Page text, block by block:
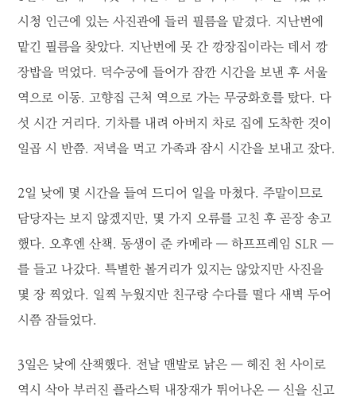
시청 인근에 있는 사진관에 들러 필름을 맡겼다. 지난번에
맡긴 필름을 찾았다. 지난번에 못 간 깡장집이라는 데서 깡
장밥을 먹었다. 덕수궁에 들어가 잠깐 시간을 보낸 후 서울
역으로 이동. 고향집 근처 역으로 가는 무궁화호를 탔다. 다
섯 시간 거리다. 기차를 내려 아버지 차로 집에 도착한 것이
일곱 시 반쯤. 저녁을 먹고 가족과 잠시 시간을 보내고 잤다.
2일 낮에 몇 시간을 들여 드디어 일을 마쳤다. 주말이므로
담당자는 보지 않겠지만, 몇 가지 오류를 고친 후 곧장 송고
했다. 오후엔 산책. 동생이 준 카메라 ― 하프프레임 SLR ―
를 들고 나갔다. 특별한 볼거리가 있지는 않았지만 사진을
몇 장 찍었다. 일찍 누웠지만 친구랑 수다를 떨다 새벽 두어
시쯤 잠들었다.
3일은 낮에 산책했다. 전날 맨발로 낡은 ― 헤진 천 사이로
역시 삭아 부러진 플라스틱 내장재가 튀어나온 ― 신을 신고